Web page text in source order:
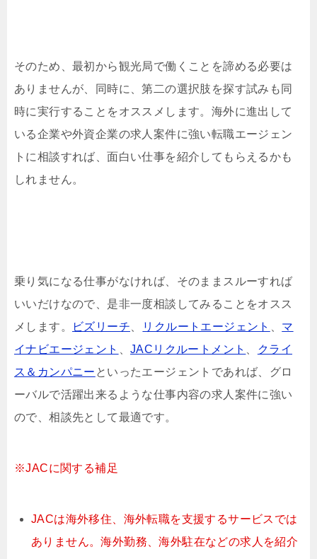
そのため、最初から観光局で働くことを諦める必要は
ありませんが、同時に、第二の選択肢を探す試みも同
時に実行することをオススメします。海外に進出して
いる企業や外資企業の求人案件に強い転職エージェン
トに相談すれば、面白い仕事を紹介してもらえるかも
しれません。
乗り気になる仕事がなければ、そのままスルーすれば
いいだけなので、是非一度相談してみることをオスス
メします。
ビズリーチ リクルートエージェント
マ
イナビエージェント
、JACリクルートメント
クライ
ス＆カンパニー といったエージェントであれば、グロ
ーバルで活躍出来るような仕事内容の求人案件に強い
ので、相談先として最適です。
※JACに関する補足
JACは海外移住、海外転職を支援するサービスでは
ありません。海外勤務、海外駐在などの求人を紹介